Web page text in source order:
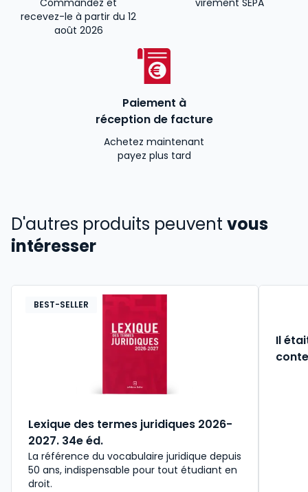
Commandez et
recevez-le à partir du 12
août 2026
virement SEPA
Paiement à
réception de facture
Achetez maintenant
payez plus tard
D'autres produits peuvent vous
intéresser
BEST-SELLER
Lexique des termes juridiques 2026-
2027. 34e éd.
La référence du vocabulaire juridique depuis
50 ans, indispensable pour tout étudiant en
droit.​
Il